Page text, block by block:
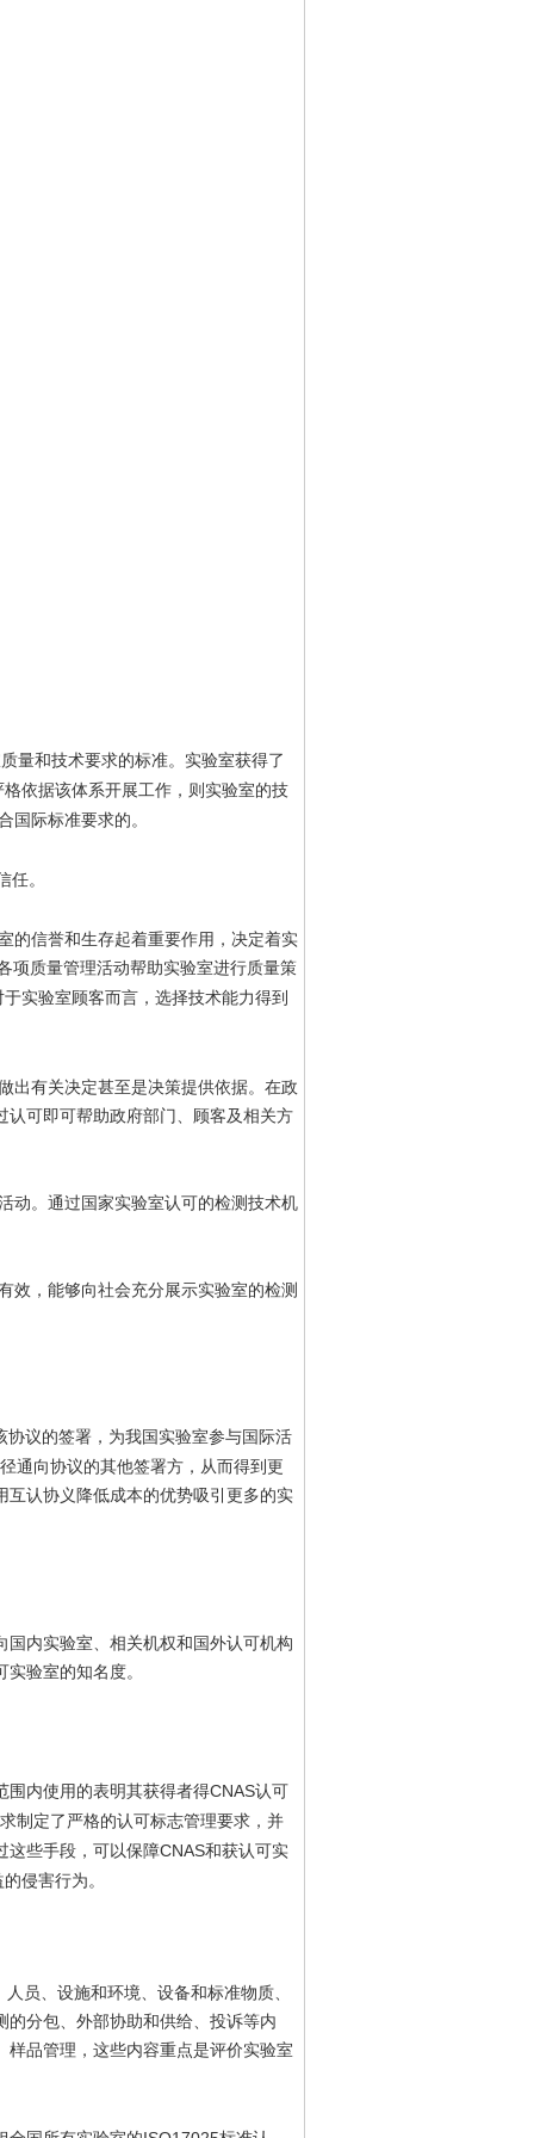
量和技术要求的标准。实验室获得了
依据该体系开展工作，则实验室的技
国际标准要求的。
任。
的信誉和生存起着重要作用，决定着实
项质量管理活动帮助实验室进行质量策
实验室顾客而言，选择技术能力得到
出有关决定甚至是决策提供依据。在政
可即可帮助政府部门、顾客及相关方
动。通过国家实验室认可的检测技术机
效，能够向社会充分展示实验室的检测
协议的签署，为我国实验室参与国际活
通向协议的其他签署方，从而得到更
互认协义降低成本的优势吸引更多的实
内实验室、相关机权和国外认可机构
验室的知名度。
围内使用的表明其获得者得CNAS认可
制定了严格的认可标志管理要求，并
这些手段，可以保障CNAS和获认可实
侵害行为。
员、设施和环境、设备和标准物质、
分包、外部协助和供给、投诉等内
品管理，这些内容重点是评价实验室